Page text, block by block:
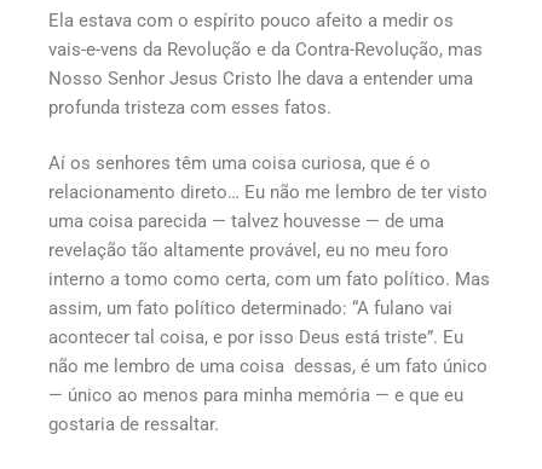
Ela estava com o espírito pouco afeito a medir os
vais-e-vens da Revolução e da Contra-Revolução, mas
Nosso Senhor Jesus Cristo lhe dava a entender uma
profunda tristeza com esses fatos.
Aí os senhores têm uma coisa curiosa, que é o
relacionamento direto… Eu não me lembro de ter visto
uma coisa parecida — talvez houvesse — de uma
revelação tão altamente provável, eu no meu foro
interno a tomo como certa, com um fato político. Mas
assim, um fato político determinado: “A fulano vai
acontecer tal coisa, e por isso Deus está triste”. Eu
não me lembro de uma coisa dessas, é um fato único
— único ao menos para minha memória — e que eu
gostaria de ressaltar.